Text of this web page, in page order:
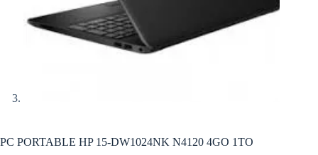
PC PORTABLE HP 15-DW1024NK N4120 4GO 1TO